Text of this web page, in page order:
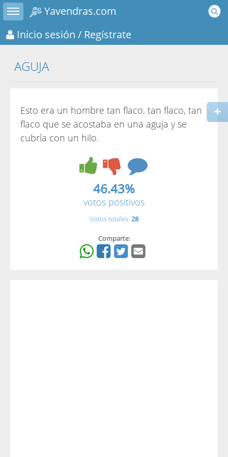
Toggle sidebar
Yavendras.com
Inicio sesión / Regístrate
AGUJA
Esto era un hombre tan flaco, tan flaco, tan
flaco que se acostaba en una aguja y se
cubría con un hilo.
46.43%
votos positivos
Votos totales: 28
Comparte: